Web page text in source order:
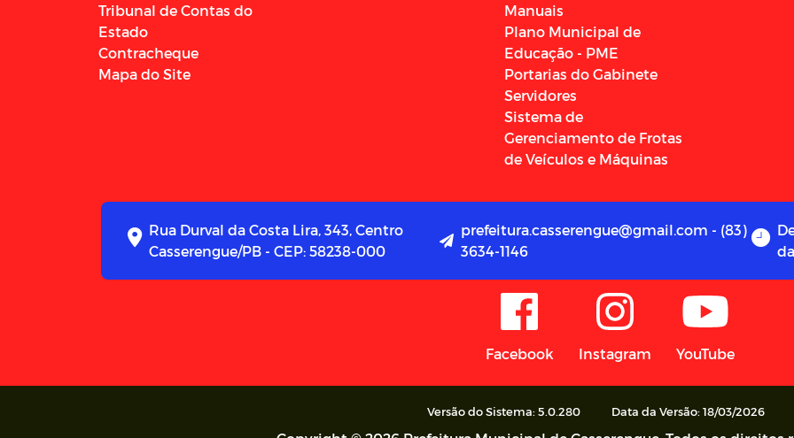
Tribunal de Contas do
Estado
Contracheque
Mapa do Site
Manuais
Plano Municipal de
Educação - PME
Portarias do Gabinete
Servidores
Sistema de
Gerenciamento de Frotas
de Veículos e Máquinas
Rua Durval da Costa Lira, 343, Centro
Casserengue/PB - CEP: 58238-000
prefeitura.casserengue@gmail.com - (83)
3634-1146
Facebook Instagram YouTube
Versão do Sistema: 5.0.280 Data da Versão: 18/03/2026